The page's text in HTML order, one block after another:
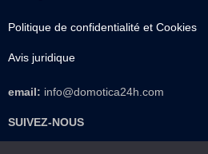
Politique de confidentialité et Cookies
Avis juridique
email: info@domotica24h.com
SUIVEZ-NOUS